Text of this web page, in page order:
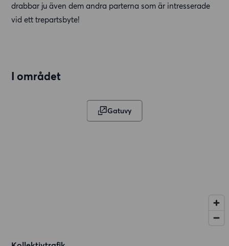
drabbar ju även dem andra parterna som är intresserade
vid ett trepartsbyte!
I området
Gatuvy